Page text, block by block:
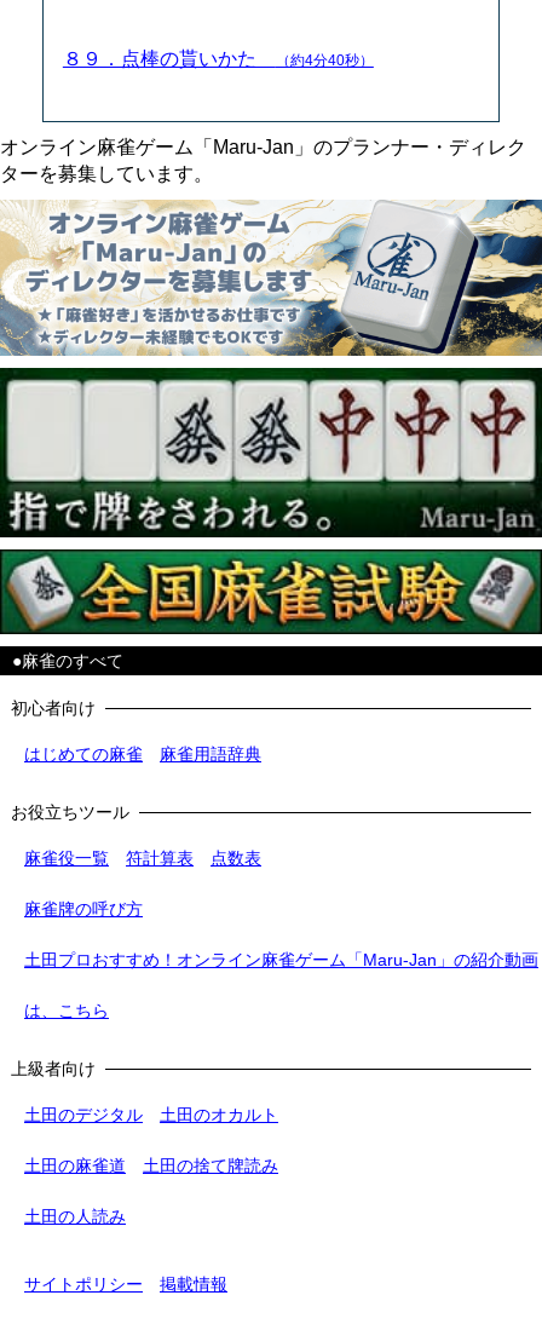
８９．点棒の貰いかた （約4分40秒）
オンライン麻雀ゲーム「Maru-Jan」のプランナー・ディレク
ターを募集しています。
●麻雀のすべて
初心者向け
はじめての麻雀 麻雀用語辞典
お役立ちツール
麻雀役一覧 符計算表 点数表
麻雀牌の呼び方
土田プロおすすめ！オンライン麻雀ゲーム「Maru-Jan」の紹介動画
は、こちら
上級者向け
土田のデジタル 土田のオカルト
土田の麻雀道 土田の捨て牌読み
土田の人読み
サイトポリシー 掲載情報